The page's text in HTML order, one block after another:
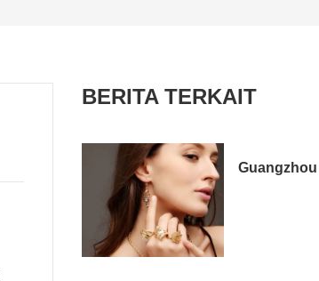
BERITA TERKAIT